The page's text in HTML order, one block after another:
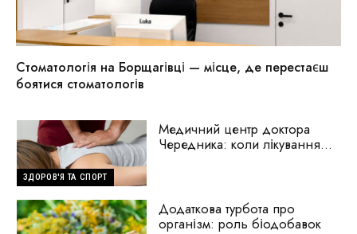
Стоматологія на Борщагівці — місце, де перестаєш
боятися стоматологів
ЗДОРОВ'Я ТА СПОРТ
Медичний центр доктора
Чередника: коли лікування
Додаткова турбота про
організм: роль біодобавок